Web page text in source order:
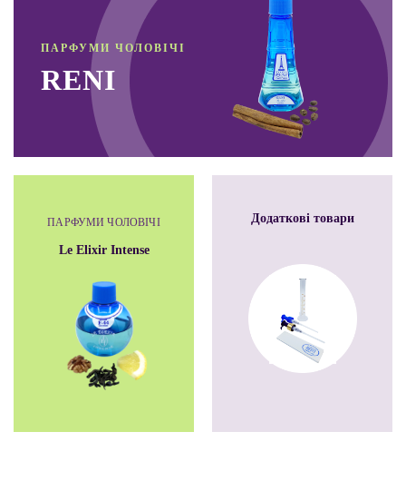
ПАРФУМИ ЧОЛОВІЧІ
Le Elixir Intense
Додатковi товари
ПАРФУМИ ЧОЛОВІЧІ
RENI